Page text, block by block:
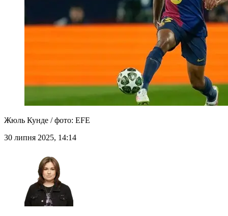
Жюль Кунде / фото: EFE
30 липня 2025, 14:14